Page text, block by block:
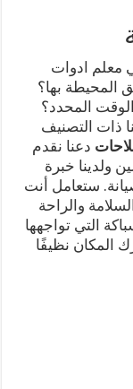
معلم ادوات
المحيطة بها؟
المحدد؟
ذات التصنيف
دعنا نقدم
ولدينا خبرة
ستعامل أنت
والراحة
التي تواجهها
المكان نظيفًا